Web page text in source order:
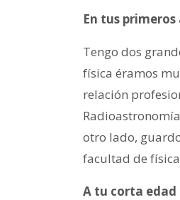
En tus primeros
Tengo dos
física éramos
relación
otro lado,
facultad de
A tu corta